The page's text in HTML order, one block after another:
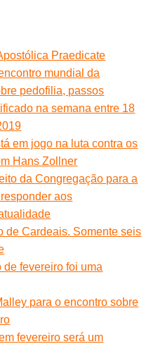
Praedicate
mundial da
pedofilia, passos
na semana entre 18
em jogo na luta contra os
Hans Zollner
da Congregação para a
aos
de Cardeais. Somente seis
de fevereiro foi uma
para o encontro sobre
fevereiro será um